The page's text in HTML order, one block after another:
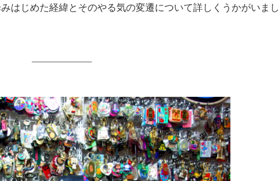
はじめた経緯とそのやる気の変遷について詳しくうかがいまし